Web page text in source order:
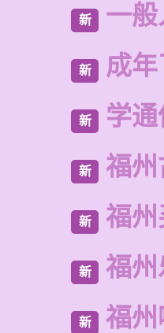
新 一
新 成
新 学
新 福
新 福
新 福
新 福